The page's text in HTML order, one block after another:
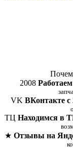
2008 Работаем
VK ВКонтакте с
ТЦ Находимся в
★ Отзывы на